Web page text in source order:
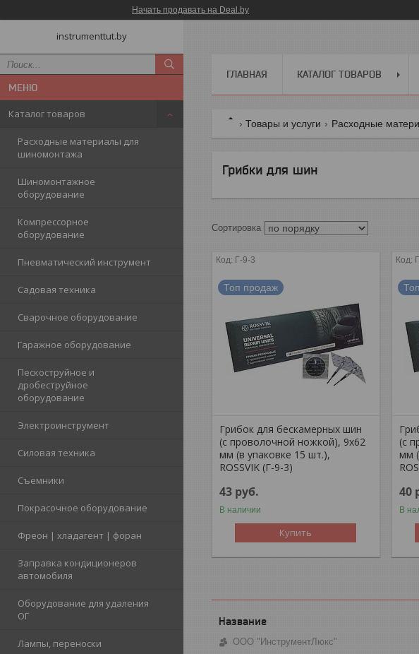
Начать продавать на Deal.by
instrumenttut.by
Каталог товаров
Расходные материалы для
шиномонтажа
Шиномонтажное
оборудование
Компрессорное
оборудование
Пневматический инструмент
Садовая техника
Сварочное оборудование
Гаражное оборудование
Пескоструйное и
дробеструйное
оборудование
Электроинструмент
Силовая техника
Съемники
Покрасочное оборудование
Фреон | хладагент | форан
Заправка кондиционеров
автомобиля
Оборудование для удаления
ОГ
Лампы, переноски
ГЛАВНАЯ КАТАЛОГ ТОВАРОВ
Товары и услуги Расходные
Грибки для шин
Г-9-3
Топ продаж
Грибок для бескамерных шин
(с проволочной ножкой), 9х62
мм (в упаковке 15 шт.),
ROSSVIK (Г-9-3)
43 руб.
В наличии
Купить
(с
мм
40
В
ООО "ИнструментЛюкс"